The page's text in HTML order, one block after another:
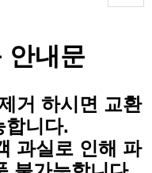
안내문
거 하시면 교환
합니다.
과실로 인해 파